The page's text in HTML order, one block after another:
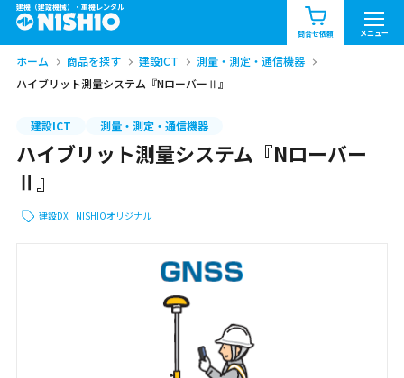
建機（建設機械）・重機レンタル
問合せ依頼 メニュー
商品一覧 お知らせ一覧
問合せ依頼リスト お問合せ
北海道 東北 関東
ホーム 商品を探す 建設ICT
測量・測定・通信機器
ハイブリット測量システム『NローバーⅡ』
建設ICT 測量・測定・通信機器
ハイブリット測量システム『Nローバー
Ⅱ』
建設DX NISHIOオリジナル